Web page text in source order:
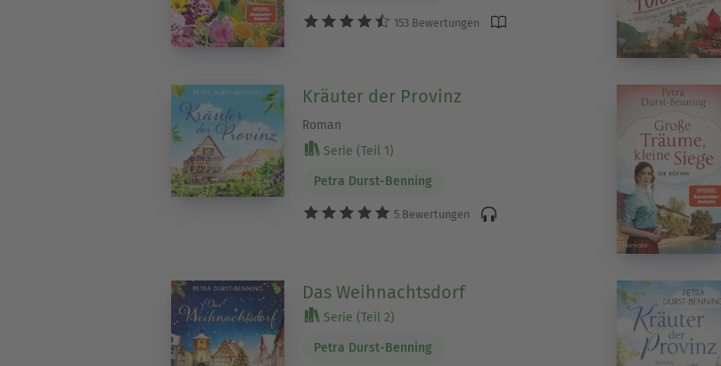
153 Bewertungen
Kräuter der Provinz
Roman
Serie (Teil 1)
Petra Durst-Benning
5 Bewertungen
Das Weihnachtsdorf
Serie (Teil 2)
Petra Durst-Benning